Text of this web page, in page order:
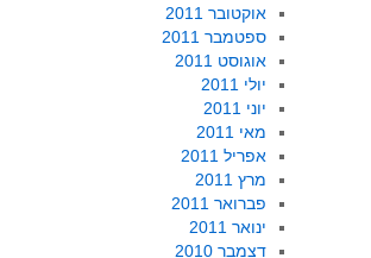
אוקטובר 2011
ספטמבר 2011
אוגוסט 2011
יולי 2011
יוני 2011
מאי 2011
אפריל 2011
מרץ 2011
פברואר 2011
ינואר 2011
דצמבר 2010